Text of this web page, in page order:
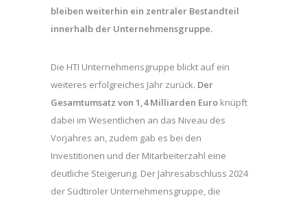
bleiben weiterhin ein zentraler Bestandteil
innerhalb der Unternehmensgruppe.
Die HTI Unternehmensgruppe blickt auf ein
weiteres erfolgreiches Jahr zurück. Der
Gesamtumsatz von 1,4 Milliarden Euro knüpft
dabei im Wesentlichen an das Niveau des
Vorjahres an, zudem gab es bei den
Investitionen und der Mitarbeiterzahl eine
deutliche Steigerung. Der Jahresabschluss 2024
der Südtiroler Unternehmensgruppe, die